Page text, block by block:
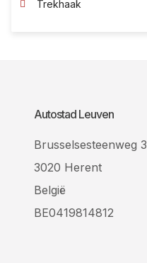
Trekhaak
Autostad Leuven
Brusselsesteenweg 3
3020 Herent
België
BE0419814812